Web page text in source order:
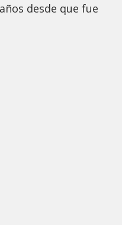
desde que fue